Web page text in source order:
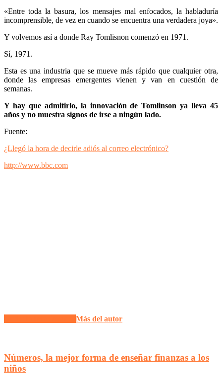
«Entre toda la basura, los mensajes mal enfocados, la habladuría
incomprensible, de vez en cuando se encuentra una verdadera joya».
Y volvemos así a donde Ray Tomlisnon comenzó en 1971.
Sí, 1971.
Esta es una industria que se mueve más rápido que cualquier otra,
donde las empresas emergentes vienen y van en cuestión de
semanas.
Y hay que admitirlo, la innovación de Tomlinson ya lleva 45
años y no muestra signos de irse a ningún lado.
Fuente:
¿Llegó la hora de decirle adiós al correo electrónico?
http://www.bbc.com
Más del autor
Números, la mejor forma de enseñar finanzas a los
niños